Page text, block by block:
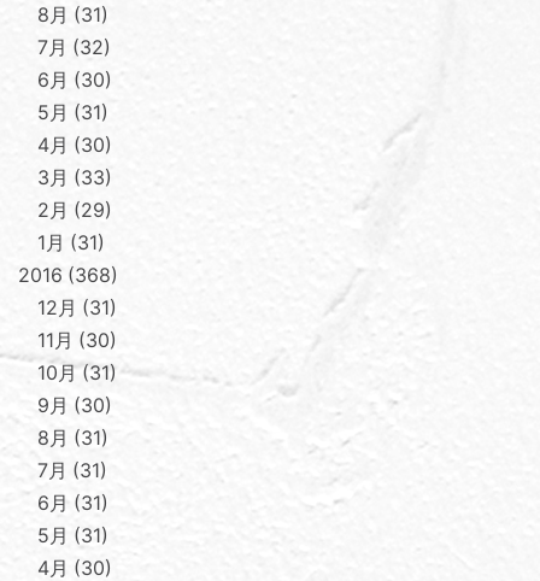
8月
31
7月
32
6月
30
5月
31
4月
30
3月
33
2月
29
1月
31
2016 368
12月
31
11月
30
10月 31
9月
30
8月
31
7月
31
6月
31
5月
31
4月
30